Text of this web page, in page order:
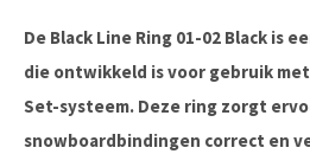
De Black Line Ring 01-02 Black is
die ontwikkeld is voor gebruik
Set-systeem. Deze ring zorgt
snowboardbindingen correct en